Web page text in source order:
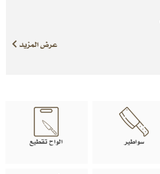
عرض المزيد
سواطير الواح تقطيع